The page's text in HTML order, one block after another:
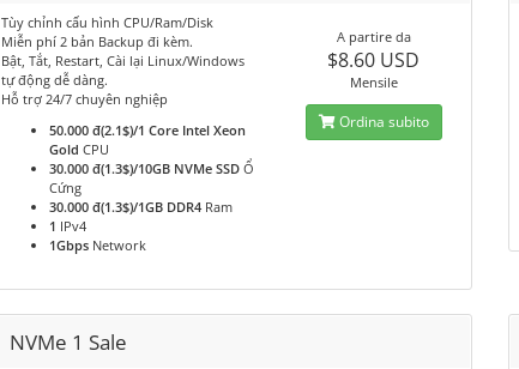
Tùy chỉnh cấu hình CPU/Ram/Disk
Miễn phí 2 bản Backup đi kèm.
Bật, Tắt, Restart, Cài lại Linux/Windows
tự động dễ dàng.
Hỗ trợ 24/7 chuyên nghiệp
50.000 đ(2.1$)/1 Core Intel Xeon
Gold CPU
30.000 đ(1.3$)/10GB NVMe SSDỔ
Cứng
30.000 đ(1.3$)/1GB DDR4Ram
1 IPv4
1GbpsNetwork
A partire da
$8.60 USD
Mensile
Ordina subito
NVMe 1 Sale